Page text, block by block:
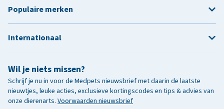
Wil je niets missen?
Schrijf je nu in voor de Medpets nieuwsbrief met daarin de laatste
nieuwtjes, leuke acties, exclusieve kortingscodes en tips & advies van
onze dierenarts. Voorwaarden nieuwsbrief
Populaire merken
Internationaal